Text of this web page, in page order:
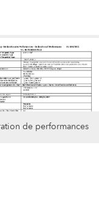
de performances